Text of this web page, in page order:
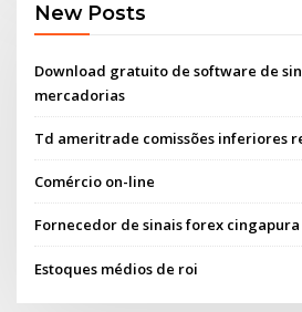
New Posts
Download gratuito de software de
mercadorias
Td ameritrade comissões inferiores
Comércio on-line
Fornecedor de sinais forex cingapura
Estoques médios de roi